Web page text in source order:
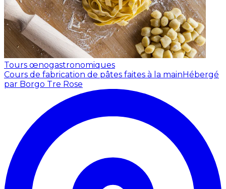
Tours œnogastronomiques
Cours de fabrication de pâtes faites à la main Hébergé
par Borgo Tre Rose